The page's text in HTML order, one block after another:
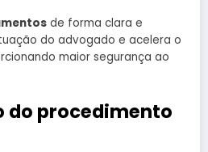
de forma clara e
do advogado e acelera o
maior segurança ao
do procedimento